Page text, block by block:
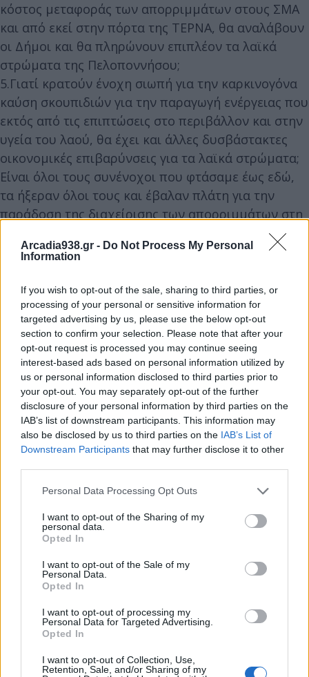
Arcadia938.gr - Do Not Process My Personal
Information
If you wish to opt-out of the sale, sharing to third parties, or
processing of your personal or sensitive information for
targeted advertising by us, please use the below opt-out
section to confirm your selection. Please note that after your
opt-out request is processed you may continue seeing
interest-based ads based on personal information utilized by
us or personal information disclosed to third parties prior to
your opt-out. You may separately opt-out of the further
disclosure of your personal information by third parties on the
IAB’s list of downstream participants. This information may
also be disclosed by us to third parties on the IAB’s List of
Downstream Participants that may further disclose it to other
Personal Data Processing Opt Outs
I want to opt-out of the Sharing of my
personal data.
Opted In
I want to opt-out of the Sale of my
Personal Data.
Opted In
I want to opt-out of processing my
Personal Data for Targeted Advertising.
Opted In
I want to opt-out of Collection, Use,
Retention, Sale, and/or Sharing of my
κόστος μεταφοράς των απορριμμάτων στους ΣΜΑ
και από εκεί στην πόρτα της ΤΕΡΝΑ, θα αναλάβουν
οι Δήμοι και θα πληρώνουν επιπλέον τα λαϊκά
στρώματα της Πελοποννήσου;
5.Γιατί κρατούν ένοχη σιωπή για την καρκινογόνα
καύση σκουπιδιών για την παραγωγή ενέργειας που
εκτός από τις επιπτώσεις στο περιβάλλον και στην
υγεία του λαού, θα έχει και άλλες δυσβάστακτες
οικονομικές επιβαρύνσεις για τα λαϊκά στρώματα;
Είναι όλοι τους συνένοχοι που φτάσαμε έως εδώ,
τα ήξεραν όλοι τους και έβαλαν πλάτη για την
παράδοση της διαχείρισης των απορριμμάτων στη
ΤΕΡΝΑ, με τις γνωστές πλέον συνέπειες στην υγεία
και στη τσέπη του λαού, στο περιβάλλον.
Η Λαϊκή Συσπείρωση, οι Δημοτικοί και
Περιφερειακοί Σύμβουλοι του ΚΚΕ μέσα και έξω
από τα Συμβούλια, αποκάλυπταν,
προειδοποιούσαν για όλα αυτά.
Υπάρχει και τώρα άλλος τρόπος διαχείρισης των
απορριμμάτων, στον αντίποδα της πορείας που
ακολούθησαν οι μέχρι τώρα Κυβερνήσεις, οι
Δημοτικές και Περιφερειακές Αρχές.